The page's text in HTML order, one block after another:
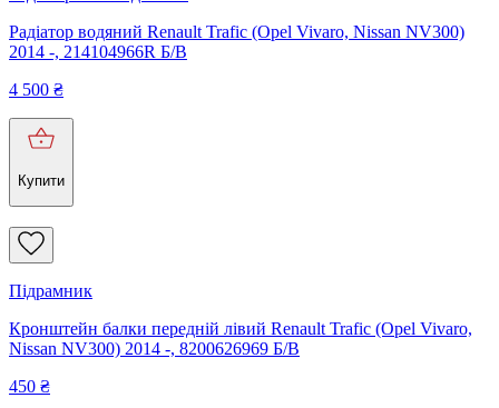
Радіатор водяний Renault Trafic (Opel Vivaro, Nissan NV300)
2014 -, 214104966R Б/В
4 500 ₴
Купити
Підрамник
Кронштейн балки передній лівий Renault Trafic (Opel Vivaro,
Nissan NV300) 2014 -, 8200626969 Б/В
450 ₴